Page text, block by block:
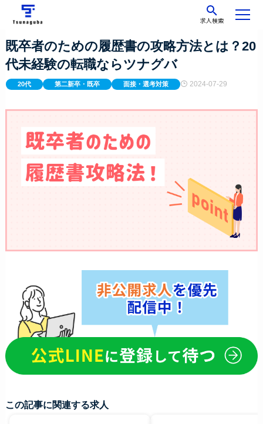
求人検索
既卒者のための履歴書の攻略方法とは？20
代未経験の転職ならツナグバ
20代 第二新卒・既卒 面接・選考対策 2024-07-29
この記事に関連する求人